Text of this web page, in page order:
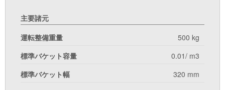
主要諸元
運転整備重量
500 kg
標準バケット容量
0.01/ m3
標準バケット幅
320 mm